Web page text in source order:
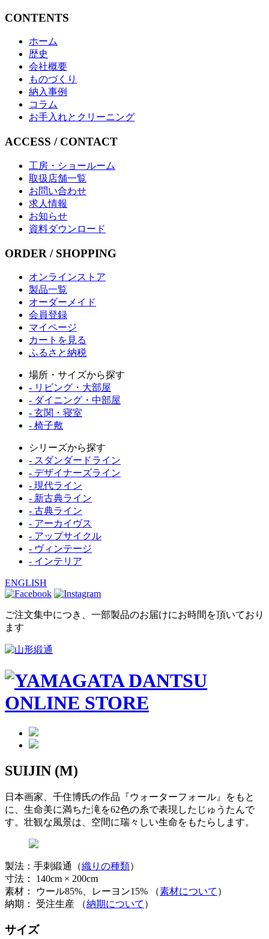
CONTENTS
ホーム
歴史
会社概要
ものづくり
納入事例
コラム
お手入れとクリーニング
ACCESS / CONTACT
工房・ショールーム
取扱店舗一覧
お問い合わせ
求人情報
お知らせ
資料ダウンロード
ORDER / SHOPPING
オンラインストア
製品一覧
オーダーメイド
会員登録
マイページ
カートを見る
ふるさと納税
場所・サイズから探す
- リビング・大部屋
- ダイニング・中部屋
- 玄関・寝室
- 椅子敷
シリーズから探す
- スダンダードライン
- デザイナーズライン
- 現代ライン
- 新古典ライン
- 古典ライン
- アーカイヴス
- アップサイクル
- ヴィンテージ
- インテリア
ENGLISH
ご注文集中につき、一部製品のお届けにお時間を頂いており
ます
SUIJIN (M)
日本画家、千住博氏の作品『ウォーターフォール』をもと
に、生命美に満ちた滝を62色の糸で表現したじゅうたんで
す。壮観な風景は、空間に瑞々しい生命をもたらします。
製法：手刺緞通（織りの種類）
寸法： 140cm × 200cm
素材： ウール85%、レーヨン15% （素材について ）
納期： 受注生産 （納期について ）
サイズ